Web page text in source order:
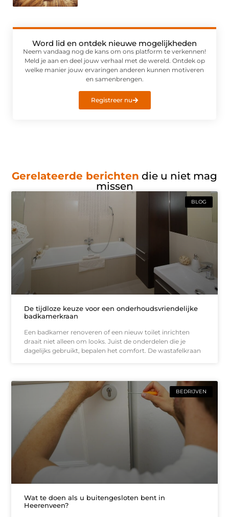
Word lid en ontdek nieuwe mogelijkheden
Neem vandaag nog de kans om ons platform te verkennen!
Meld je aan en deel jouw verhaal met de wereld. Ontdek op
welke manier jouw ervaringen anderen kunnen motiveren
en samenbrengen.
Registreer nu
Gerelateerde berichten die u niet mag
missen
BLOG
De tijdloze keuze voor een onderhoudsvriendelijke
badkamerkraan
Een badkamer renoveren of een nieuw toilet inrichten
draait niet alleen om looks. Juist de onderdelen die je
dagelijks gebruikt, bepalen het comfort. De wastafelkraan
BEDRIJVEN
Wat te doen als u buitengesloten bent in
Heerenveen?